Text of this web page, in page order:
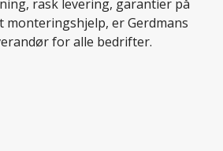
rask levering, garantier på
monteringshjelp, er Gerdmans
for alle bedrifter.